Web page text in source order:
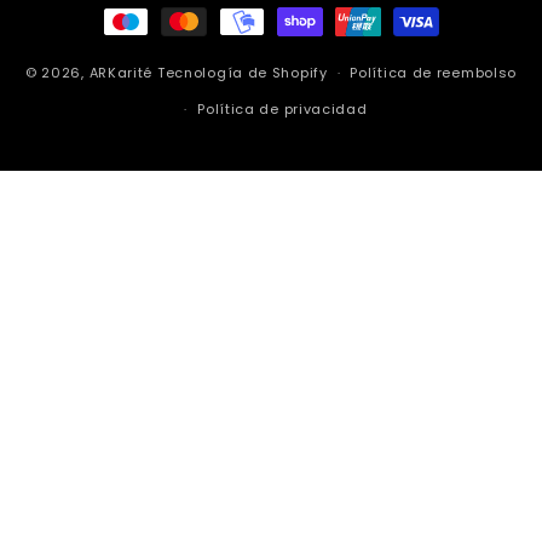
© 2026, ARKarité Tecnología de Shopify
Política de reembolso
Política de privacidad